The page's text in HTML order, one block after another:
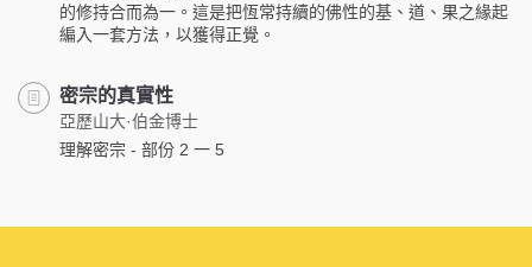
的修持合而為一。這是把恆常持續的佛性的基、道、果之緣起
編入一套方法，以獲得正覺。
密宗的真實性
亞歷山大·伯金博士
理解密宗 - 部份 2 一 5